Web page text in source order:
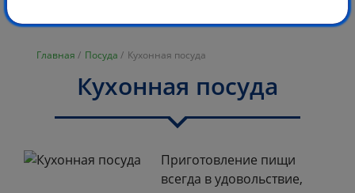
Главная / Посуда / Кухонная посуда
Кухонная посуда
Приготовление пищи
всегда в удовольствие,